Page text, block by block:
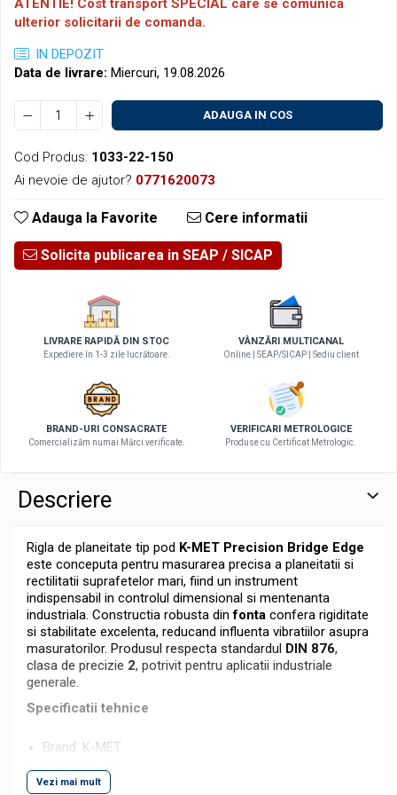
Micrometre speciale
Pasametre
Accesorii pentru ceasuri
comparatoare
ATENTIE! Cost transport SPECIAL care se comunica
ulterior solicitarii de comanda.
IN DEPOZIT
Data de livrare: Miercuri, 19.08.2026
ADAUGA IN COS
Cod Produs: 1033-22-150
Ai nevoie de ajutor? 0771620073
Adauga la Favorite Cere informatii
Solicita publicarea in SEAP
LIVRARE RAPIDĂ DIN STOC
Expediere în 1-3 zile lucrătoare.
VÂNZĂRI MULTICANAL
Online | SEAP/SICAP | Sediu client
BRAND-URI CONSACRATE
Comercializăm numai Mărci verificate.
VERIFICARI METROLOGICE
Produse cu Certificat Metrologic.
Descriere
Rigla de planeitate tip pod K-MET Precision Bridge Edge
este conceputa pentru masurarea precisa a planeitatii si
rectilitatii suprafetelor mari, fiind un instrument
indispensabil in controlul dimensional si mentenanta
industriala. Constructia robusta dinfonta confera rigiditate
si stabilitate excelenta, reducand influenta vibratiilor asupra
masuratorilor. Produsul respecta standardul
DIN 876,
clasa de precizie 2, potrivit pentru aplicatii industriale
generale.
Specificatii tehnice
Brand: K-MET
Tip: rigla de planeitate tip pod (Precision Bridge Edge)
Vezi mai mult